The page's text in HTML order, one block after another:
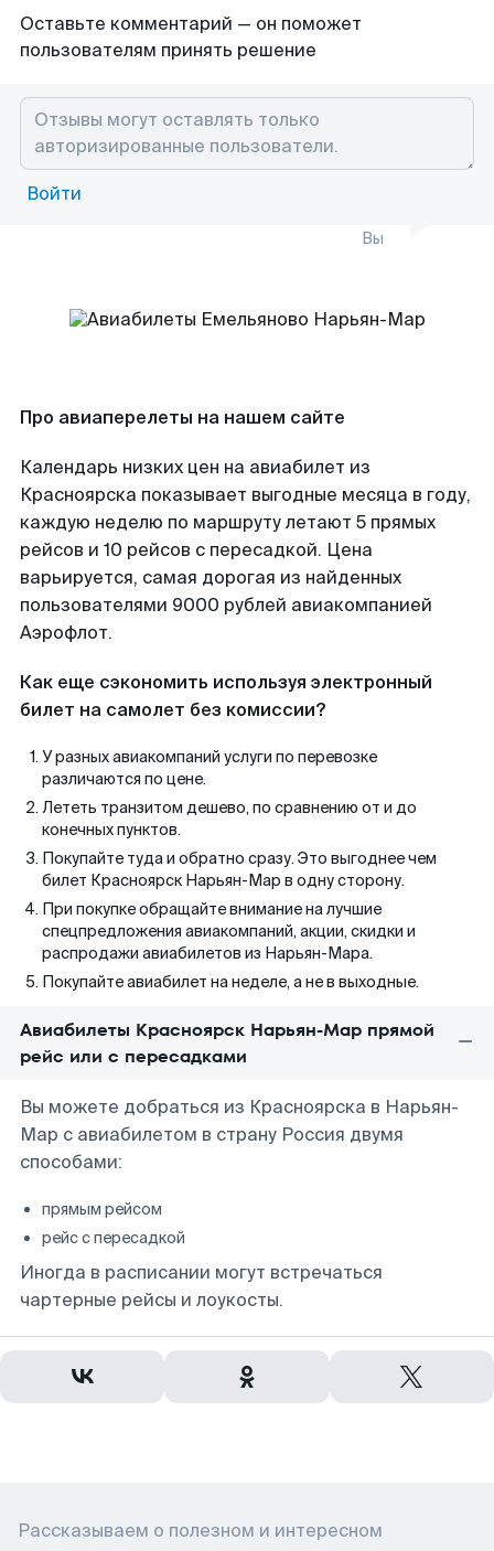
Оставьте комментарий — он поможет
пользователям принять решение
Войти
Вы
Про авиаперелеты на нашем сайте
Календарь низких цен на авиабилет из
Красноярска показывает выгодные месяца в году,
каждую неделю по маршруту летают 5 прямых
рейсов и 10 рейсов с пересадкой. Цена
варьируется, самая дорогая из найденных
пользователями 9000 рублей авиакомпанией
Аэрофлот.
Как еще сэкономить используя электронный
билет на самолет без комиссии?
У разных авиакомпаний услуги по перевозке
различаются по цене.
Лететь транзитом дешево, по сравнению от и до
конечных пунктов.
Покупайте туда и обратно сразу. Это выгоднее чем
билет Красноярск Нарьян-Мар в одну сторону.
При покупке обращайте внимание на лучшие
спецпредложения авиакомпаний, акции, скидки и
распродажи авиабилетов из Нарьян-Мара.
Покупайте авиабилет на неделе, а не в выходные.
Авиабилеты Красноярск Нарьян-Мар прямой
рейс или с пересадками
Вы можете добраться из Красноярска в Нарьян-
Мар с авиабилетом в страну Россия двумя
способами:
прямым рейсом
рейс с пересадкой
Иногда в расписании могут встречаться
чартерные рейсы и лоукосты.
Рассказываем о полезном и интересном